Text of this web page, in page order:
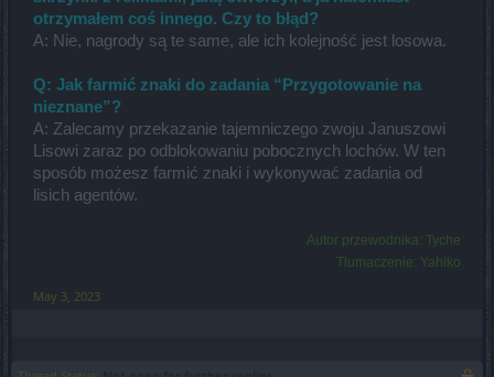
otrzymałem coś innego. Czy to błąd?
A: Nie, nagrody są te same, ale ich kolejność jest losowa.
Q: Jak farmić znaki do zadania “Przygotowanie na
nieznane”?
A: Zalecamy przekazanie tajemniczego zwoju Januszowi
Lisowi zaraz po odblokowaniu pobocznych lochów. W ten
sposób możesz farmić znaki i wykonywać zadania od
lisich agentów.
Autor przewodnika: Tyche
Tłumaczenie: Yahiko
May 3, 2023